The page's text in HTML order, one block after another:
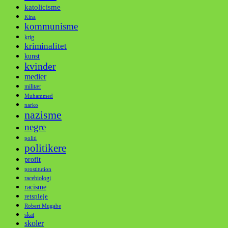
katolicisme
Kina
kommunisme
krig
kriminalitet
kunst
kvinder
medier
militær
Muhammed
narko
nazisme
negre
politi
politikere
profit
prostitution
racebiologi
racisme
retspleje
Robert Mugabe
skat
skoler